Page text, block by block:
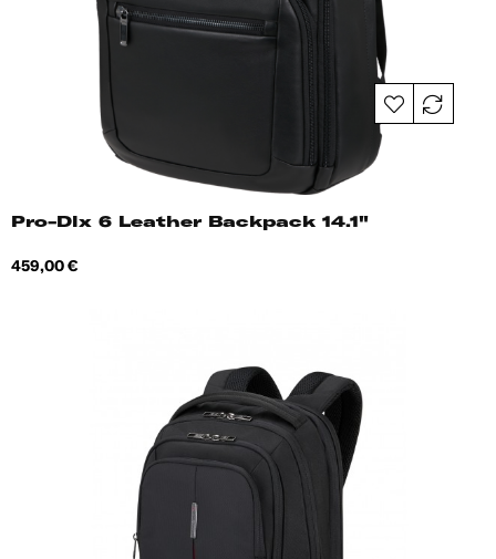
Pro-Dlx 6 Leather Backpack 14.1"
Hind
459,00 €